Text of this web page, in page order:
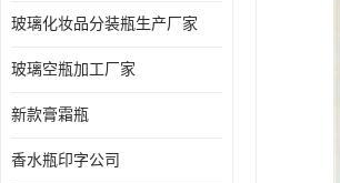
玻璃化妆品分装瓶生产厂家
玻璃空瓶加工厂家
新款膏霜瓶
香水瓶印字公司